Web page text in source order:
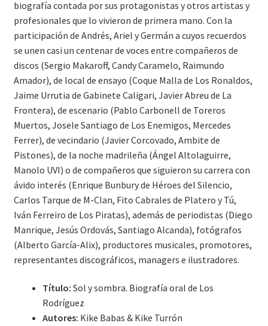
biografía contada por sus protagonistas y otros artistas y
profesionales que lo vivieron de primera mano. Con la
participación de Andrés, Ariel y Germán a cuyos recuerdos
se unen casi un centenar de voces entre compañeros de
discos (Sergio Makaroff, Candy Caramelo, Raimundo
Amador), de local de ensayo (Coque Malla de Los Ronaldos,
Jaime Urrutia de Gabinete Caligari, Javier Abreu de La
Frontera), de escenario (Pablo Carbonell de Toreros
Muertos, Josele Santiago de Los Enemigos, Mercedes
Ferrer), de vecindario (Javier Corcovado, Ambite de
Pistones), de la noche madrileña (Ángel Altolaguirre,
Manolo UVI) o de compañeros que siguieron su carrera con
ávido interés (Enrique Bunbury de Héroes del Silencio,
Carlos Tarque de M-Clan, Fito Cabrales de Platero y Tú,
Iván Ferreiro de Los Piratas), además de periodistas (Diego
Manrique, Jesús Ordovás, Santiago Alcanda), fotógrafos
(Alberto García-Alix), productores musicales, promotores,
representantes discográficos, managers e ilustradores.
Título: Sol y sombra. Biografía oral de Los
Rodríguez
Autores: Kike Babas & Kike Turrón